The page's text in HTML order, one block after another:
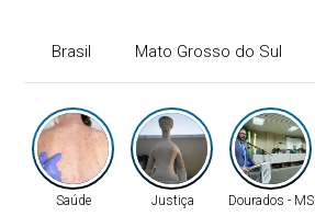
Brasil Mato Grosso do Sul
Saúde Justiça Dourados - MS